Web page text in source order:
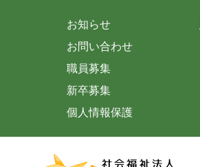
お知らせ
お問い合わせ
職員募集
新卒募集
個人情報保護